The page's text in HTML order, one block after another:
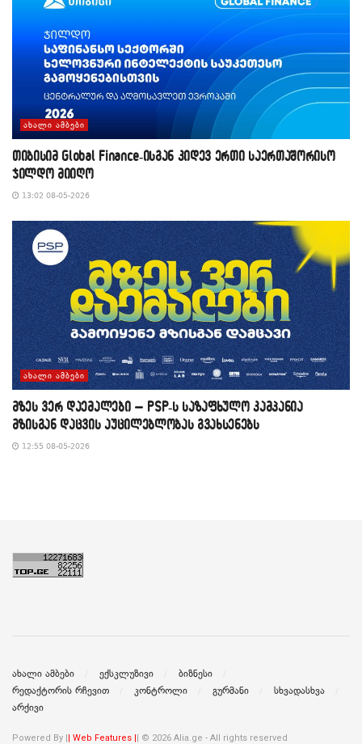
ᲐᲮᲐᲚᲘ ᲐᲛᲑᲔᲑᲘ
თიბისიმ Global Finance-ისგან კიდევ ერთი საერთაშორისო
ჯილდო მიიღო
13:02 08-05-2026
ᲐᲮᲐᲚᲘ ᲐᲛᲑᲔᲑᲘ
მზეს ვერ დაემალები – PSP-ს საზაფხულო კამპანია
მზისგან დაცვის აუცილებლობას გვახსენებს
12:55 08-05-2026
ახალი ამბები ექსკლუზივი
ბიზნესი
რედაქტორის რჩევით
კონტროლი გურმანი
სხვადასხვა
არქივი
Powered By || Web Features || © 2026 Alia.ge - All rights reserved